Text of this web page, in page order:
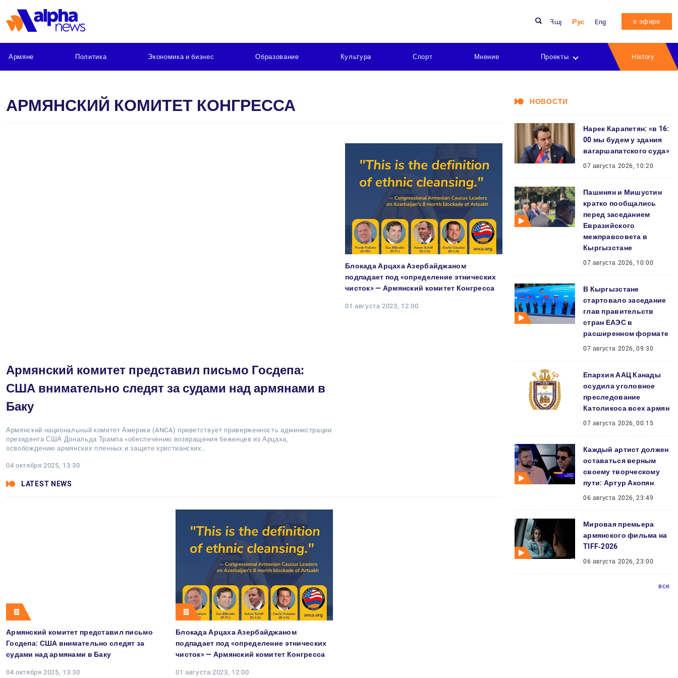
Հայ Рус Eng в эфире
Армяне Политика Экономика и бизнес Образование Культура Спорт Мнение Проекты History
АРМЯНСКИЙ КОМИТЕТ КОНГРЕССА
Армянский комитет представил письмо Госдепа:
США внимательно следят за судами над армянами в
Баку
Армянский национальный комитет Америки (ANCA) приветствует приверженность администрации
президента США Дональда Трампа «обеспечению возвращения беженцев из Арцаха,
освобождению армянских пленных и защите христианских…
04 октября 2025, 13:30
Блокада Арцаха Азербайджаном
подпадает под «определение этнических
чисток» — Армянский комитет Конгресса
01 августа 2023, 12:00
LATEST NEWS
Армянский комитет представил письмо
Госдепа: США внимательно следят за
судами над армянами в Баку
04 октября 2025, 13:30
Блокада Арцаха Азербайджаном
подпадает под «определение этнических
чисток» — Армянский комитет Конгресса
01 августа 2023, 12:00
НОВОСТИ
Нарек Карапетян: «в 16:
00 мы будем у здания
вагаршапатского суда»
07 августа 2026, 10:20
Пашинян и Мишустин
кратко пообщались
перед заседанием
Евразийского
межправсовета в
Кыргызстане
07 августа 2026, 10:00
В Кыргызстане
стартовало заседание
глав правительств
стран ЕАЭС в
расширенном формате
07 августа 2026, 09:30
Епархия ААЦ Канады
осудила уголовное
преследование
Католикоса всех армян
07 августа 2026, 00:15
Каждый артист должен
оставаться верным
своему творческому
пути: Артур Акопян
06 августа 2026, 23:49
Мировая премьера
армянского фильма на
TIFF‑2026
06 августа 2026, 23:00
все